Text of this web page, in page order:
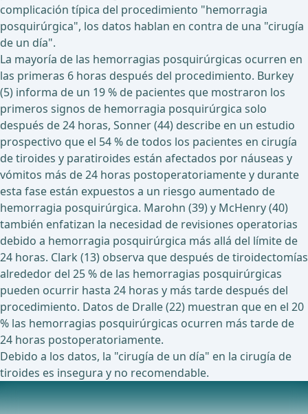
complicación típica del procedimiento "hemorragia
posquirúrgica", los datos hablan en contra de una "cirugía
de un día".
La mayoría de las hemorragias posquirúrgicas ocurren en
las primeras 6 horas después del procedimiento. Burkey
(5) informa de un 19 % de pacientes que mostraron los
primeros signos de hemorragia posquirúrgica solo
después de 24 horas, Sonner (44) describe en un estudio
prospectivo que el 54 % de todos los pacientes en cirugía
de tiroides y paratiroides están afectados por náuseas y
vómitos más de 24 horas postoperatoriamente y durante
esta fase están expuestos a un riesgo aumentado de
hemorragia posquirúrgica. Marohn (39) y McHenry (40)
también enfatizan la necesidad de revisiones operatorias
debido a hemorragia posquirúrgica más allá del límite de
24 horas. Clark (13) observa que después de tiroidectomías
alrededor del 25 % de las hemorragias posquirúrgicas
pueden ocurrir hasta 24 horas y más tarde después del
procedimiento. Datos de Dralle (22) muestran que en el 20
% las hemorragias posquirúrgicas ocurren más tarde de
24 horas postoperatoriamente.
Debido a los datos, la "cirugía de un día" en la cirugía de
tiroides es insegura y no recomendable.
Estudios en curso actualmente sobre este tema